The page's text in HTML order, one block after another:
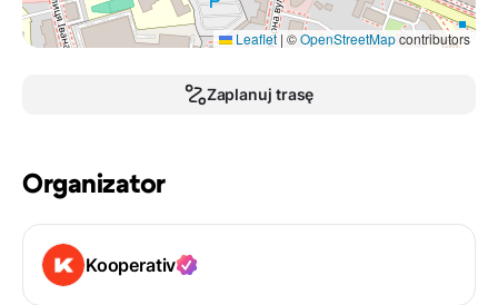
Leaflet | ©OpenStreetMapcontributors
Zaplanuj trasę
Organizator
Kooperativ